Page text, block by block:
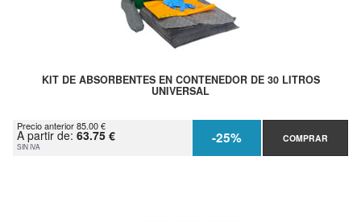
KIT DE ABSORBENTES EN CONTENEDOR DE 30 LITROS
UNIVERSAL
Precio anterior 85.00 €
A partir de: 63.75 €
SIN IVA -25% COMPRAR